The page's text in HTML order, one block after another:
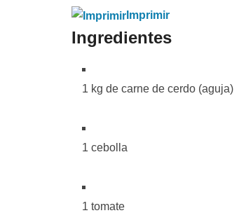
Imprimir
Ingredientes
1 kg de carne de cerdo (aguja)
1 cebolla
1 tomate